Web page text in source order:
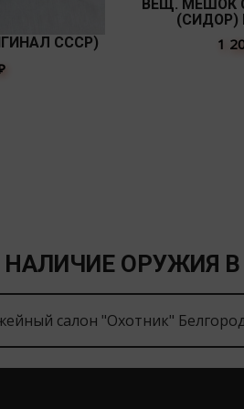
СССР)
ВЕЩ. МЕШОК
(СИДОР)
1
НАЛИЧИЕ ОРУЖИЯ
салон "Охотник"